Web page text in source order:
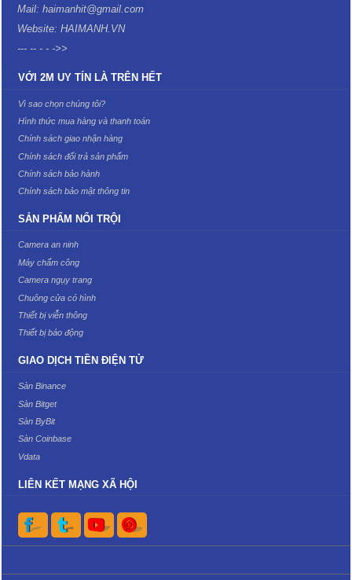
Mail: haimanhit@gmail.com
Website: HAIMANH.VN
--- -- - - ->>
VỚI 2M UY TÍN LÀ TRÊN HẾT
Vì sao chọn chúng tôi?
Hình thức mua hàng và thanh toán
Chính sách giao nhận hàng
Chính sách đổi trả sản phẩm
Chính sách bảo hành
Chính sách bảo mật thông tin
SẢN PHẨM NỔI TRỘI
Camera an ninh
Máy chấm công
Camera ngụy trang
Chuông cửa có hình
Thiết bị viễn thông
Thiết bị báo động
GIAO DỊCH TIỀN ĐIỆN TỬ
Sàn Binance
Sàn Bitget
Sàn ByBit
Sàn Coinbase
Vdata
LIÊN KẾT MẠNG XÃ HỘI